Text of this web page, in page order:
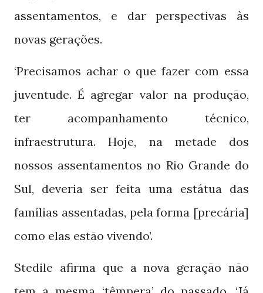
assentamentos, e dar perspectivas às
novas gerações.
‘Precisamos achar o que fazer com essa
juventude. É agregar valor na produção,
ter acompanhamento técnico,
infraestrutura. Hoje, na metade dos
nossos assentamentos no Rio Grande do
Sul, deveria ser feita uma estátua das
famílias assentadas, pela forma [precária]
como elas estão vivendo’.
Stedile afirma que a nova geração não